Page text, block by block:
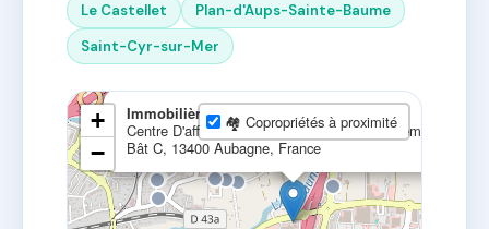
Le Castellet
Plan-d'Aups-Sainte-Baume
Saint-Cyr-sur-Mer
Immobilière Dastrevigne
Centre D'affaires Alta Rocca, 1120 Rte de Gémenos
Bât C, 13400 Aubagne, France
+
−
🏘 Copropriétés à proximité